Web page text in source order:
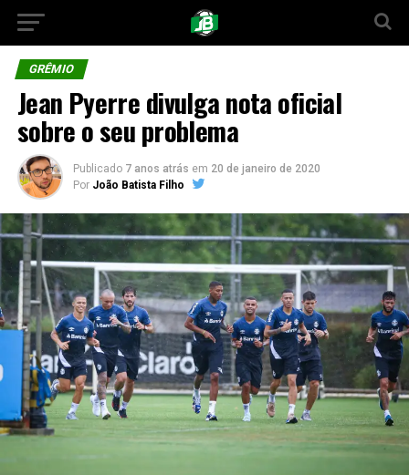
GRÊMIO
Jean Pyerre divulga nota oficial
sobre o seu problema
Publicado 7 anos atrás em 20 de janeiro de 2020
Por João Batista Filho